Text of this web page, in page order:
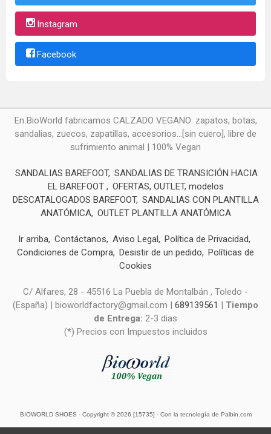
Instagram
Facebook
En BioWorld fabricamos CALZADO VEGANO: zapatos, botas,
sandalias, zuecos, zapatillas, accesorios...[sin cuero], libre de
sufrimiento animal | 100% Vegan
SANDALIAS BAREFOOT SANDALIAS DE TRANSICIÓN HACIA
EL BAREFOOT
OFERTAS, OUTLET, modelos
DESCATALOGADOS BAREFOOT SANDALIAS CON PLANTILLA
ANATÓMICA OUTLET PLANTILLA ANATÓMICA
Ir arriba Contáctanos Aviso Legal
Política de Privacidad
Condiciones de Compra Desistir de un pedido
Políticas de
Cookies
C/ Alfares, 28 - 45516 La Puebla de Montalbán , Toledo -
(España) | bioworldfactory@gmail.com | 689139561 | Tiempo
de Entrega: 2-3 dias
(*) Precios con Impuestos incluidos
BIOWORLD SHOES - Copyright © 2026 [15735] - Con la tecnología de Palbin.com